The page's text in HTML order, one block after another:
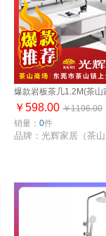
爆款岩板茶几1.2M(茶山
￥598.00 ￥1196.00
销量： 0件
品牌：光辉家居（茶山